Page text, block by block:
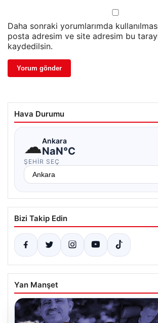
Daha sonraki yorumlarımda
posta adresim ve site adresim bu
kaydedilsin.
Hava Durumu
☁Ankara
NaN°C
ŞEHIR SEÇ
Bizi Takip Edin
Yan Manşet